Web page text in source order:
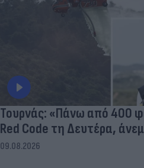
Τουρνάς: «Πάνω από 400
Red Code τη Δευτέρα,
09.08.2026